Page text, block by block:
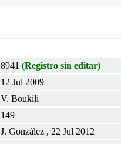
8941 (Registro sin editar)
12 Jul 2009
V. Boukili
149
J. González , 22 Jul 2012